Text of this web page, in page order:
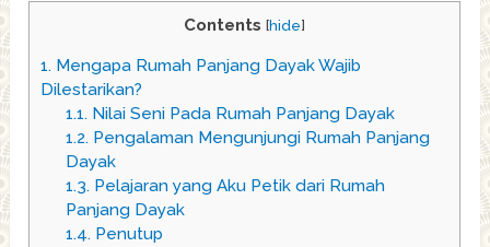
Contents [hide]
1. Mengapa Rumah Panjang Dayak Wajib
Dilestarikan?
1.1.Nilai Seni Pada Rumah Panjang Dayak
1.2.Pengalaman Mengunjungi Rumah Panjang
Dayak
1.3.Pelajaran yang Aku Petik dari Rumah
Panjang Dayak
1.4.Penutup